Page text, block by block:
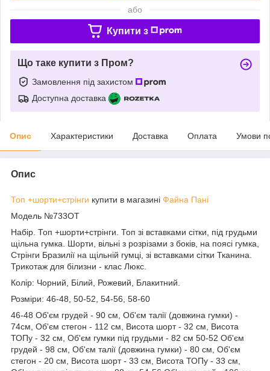
або
Купити з
Що таке купити з Пром?
Замовлення під захистом
Доступна доставка
Опис Характеристики Доставка Оплата Умови
Опис
Топ +шорти+стрінги купити в магазині Файна Пані
Модель №733ОТ
Набір. Топ +шорти+стрінги. Топ зі вставками сітки, під грудьми
щільна гумка. Шорти, вільні з розрізами з боків, на поясі гумка,
Стрінги Бразилії на щільній гумці, зі вставками сітки Тканина.
Трикотаж для білизни - клас Люкс.
Колір: Чорний, Білий, Рожевий, Блакитний.
Розміри: 46-48, 50-52, 54-56, 58-60
46-48 Об'єм грудей - 90 см, Об'єм талії (довжина гумки) -
74см, Об'єм стегон - 112 см, Висота шорт - 32 см, Висота
ТОПу - 32 см, Об'єм гумки під грудьми - 82 см 50-52 Об'єм
грудей - 98 см, Об'єм талії (довжина гумки) - 80 см, Об'єм
стегон - 20 см, Висота шорт - 33 см, Висота ТОПу - 33 см,